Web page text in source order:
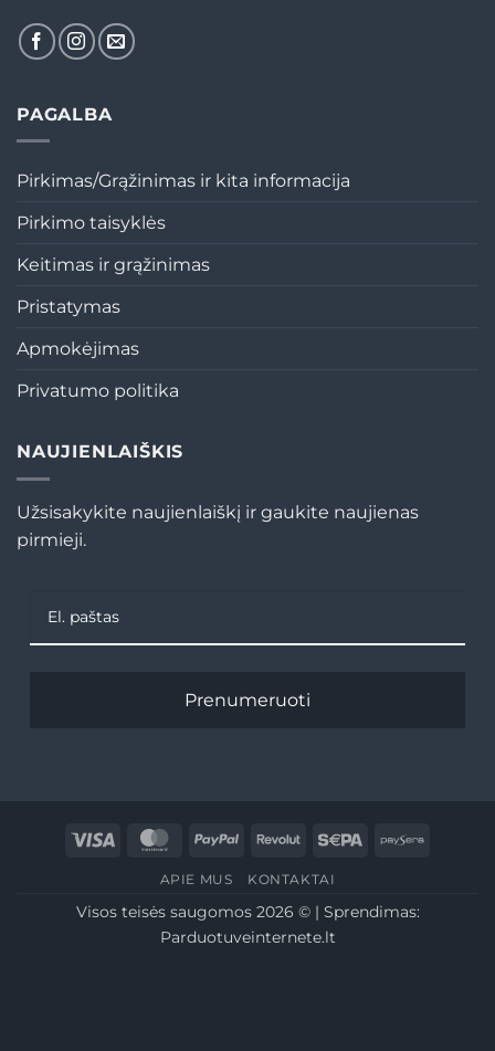
PAGALBA
Pirkimas/Grąžinimas ir kita informacija
Pirkimo taisyklės
Keitimas ir grąžinimas
Pristatymas
Apmokėjimas
Privatumo politika
NAUJIENLAIŠKIS
Užsisakykite naujienlaiškį ir gaukite naujienas
pirmieji.
Prenumeruoti
Visa MasterCardPayPal Revolut Sepa Paysera
APIE MUS KONTAKTAI
Visos teisės saugomos 2026 © | Sprendimas:
Parduotuveinternete.lt